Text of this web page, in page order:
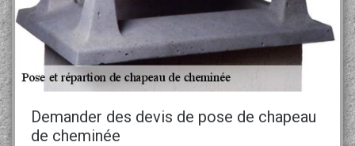
Demander des devis de pose de chapeau
de cheminée